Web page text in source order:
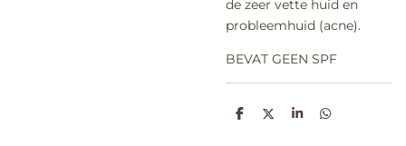
de zeer vette huid en
probleemhuid (acne).
BEVAT GEEN SPF
D
D
S
D